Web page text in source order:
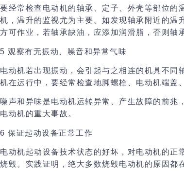
要经常检查电动机的轴承、定子、外壳等部位的
机， 温升的监视尤为主要。如发现轴承附近的温
方可作业，若轴承缺油，应添加润滑脂，否则轴
5 观察有无振动、噪音和异常气味
电动机若出现振动，会引起与之相连的机具不同
机在运行中，要经常检查地脚螺栓、电动机端盖
噪声和异味是电动机运转异常、产生故障的前
电动机的重大事故。
6 保证起动设备正常工作
电动机起动设备技术状态的好坏，对电动机的
烧毁。实践证明，绝大多数烧毁电动机的原因都